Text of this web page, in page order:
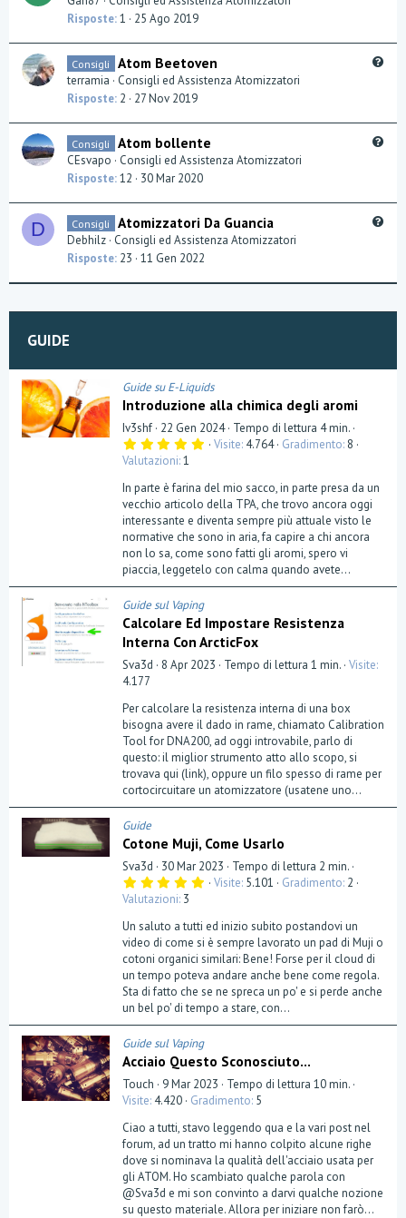
Risposte 1 25 Ago 2019
Consigli Atom Beetoven
terramia
Consigli ed Assistenza Atomizzatori
Risposte 2 27 Nov 2019
Consigli Atom bollente
CEsvapo
Consigli ed Assistenza Atomizzatori
Risposte 12 30 Mar 2020
D
t
Consigli Atomizzatori Da Guancia
Debhilz Consigli ed Assistenza Atomizzatori
Risposte 23 11 Gen 2022
GUIDE
Guide su E-Liquids
Introduzione alla chimica degli aromi
Iv3shf 22 Gen 2024 Tempo di lettura 4 min.
5
s
t
e
l
l
a
(
e
)
Visite 4.764 Gradimento 8
Valutazioni 1
In parte è farina del mio sacco, in parte presa da un
vecchio articolo della TPA, che trovo ancora oggi
interessante e diventa sempre più attuale visto le
normative che sono in aria, fa capire a chi ancora
non lo sa, come sono fatti gli aromi, spero vi
piaccia, leggetelo con calma quando avete...
Guide sul Vaping
Calcolare Ed Impostare Resistenza
Interna Con ArcticFox
Sva3d 8 Apr 2023 Tempo di lettura 1 min. Visite
4.177
Per calcolare la resistenza interna di una box
bisogna avere il dado in rame, chiamato Calibration
Tool for DNA200, ad oggi introvabile, parlo di
questo: il miglior strumento atto allo scopo, si
trovava qui (link), oppure un filo spesso di rame per
cortocircuitare un atomizzatore (usatene uno...
Guide
Cotone Muji, Come Usarlo
Sva3d 30 Mar 2023
Tempo di lettura 2 min.
5
s
e
l
l
a
(
e
)
Visite 5.101 Gradimento 2
Valutazioni 3
Un saluto a tutti ed inizio subito postandovi un
video di come si è sempre lavorato un pad di Muji o
cotoni organici similari: Bene! Forse per il cloud di
un tempo poteva andare anche bene come regola.
Sta di fatto che se ne spreca un po' e si perde anche
un bel po' di tempo a stare, con...
Guide sul Vaping
Acciaio Questo Sconosciuto...
Touch 9 Mar 2023
Tempo di lettura 10 min.
Visite 4.420 Gradimento 5
Ciao a tutti, stavo leggendo qua e la vari post nel
forum, ad un tratto mi hanno colpito alcune righe
dove si nominava la qualità dell'acciaio usata per
gli ATOM. Ho scambiato qualche parola con
@Sva3d e mi son convinto a darvi qualche nozione
su questo materiale. Allora per iniziare non farò...